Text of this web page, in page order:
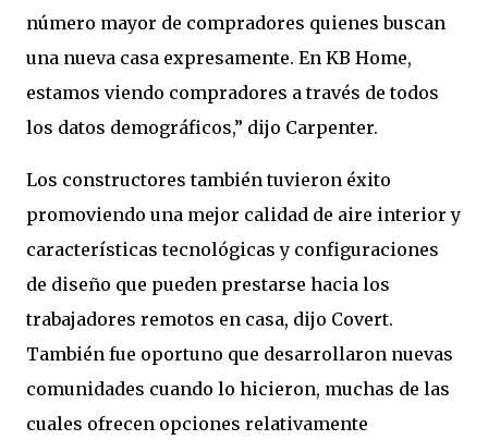
número mayor de compradores quienes buscan
una nueva casa expresamente. En KB Home,
estamos viendo compradores a través de todos
los datos demográficos,” dijo Carpenter.
Los constructores también tuvieron éxito
promoviendo una mejor calidad de aire interior y
características tecnológicas y configuraciones
de diseño que pueden prestarse hacia los
trabajadores remotos en casa, dijo Covert.
También fue oportuno que desarrollaron nuevas
comunidades cuando lo hicieron, muchas de las
cuales ofrecen opciones relativamente